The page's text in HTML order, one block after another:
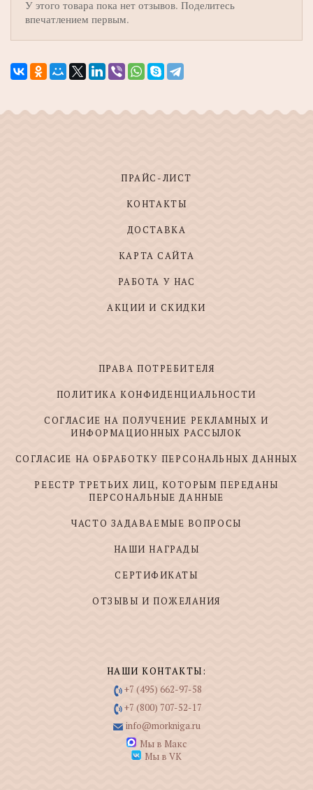
У этого товара пока нет отзывов. Поделитесь
впечатлением первым.
ПРАЙС-ЛИСТ
КОНТАКТЫ
ДОСТАВКА
КАРТА САЙТА
РАБОТА У НАС
АКЦИИ И СКИДКИ
ПРАВА ПОТРЕБИТЕЛЯ
ПОЛИТИКА КОНФИДЕНЦИАЛЬНОСТИ
СОГЛАСИЕ НА ПОЛУЧЕНИЕ РЕКЛАМНЫХ И
ИНФОРМАЦИОННЫХ РАССЫЛОК
СОГЛАСИЕ НА ОБРАБОТКУ ПЕРСОНАЛЬНЫХ ДАННЫХ
РЕЕСТР ТРЕТЬИХ ЛИЦ, КОТОРЫМ ПЕРЕДАНЫ
ПЕРСОНАЛЬНЫЕ ДАННЫЕ
ЧАСТО ЗАДАВАЕМЫЕ ВОПРОСЫ
НАШИ НАГРАДЫ
СЕРТИФИКАТЫ
ОТЗЫВЫ И ПОЖЕЛАНИЯ
НАШИ КОНТАКТЫ:
+7 (495) 662-97-58
+7 (800) 707-52-17
info@morkniga.ru
Мы в Макс
Мы в VK